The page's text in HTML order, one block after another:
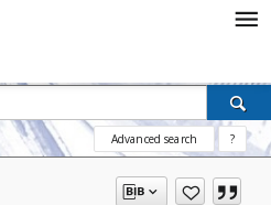
Advanced search ?